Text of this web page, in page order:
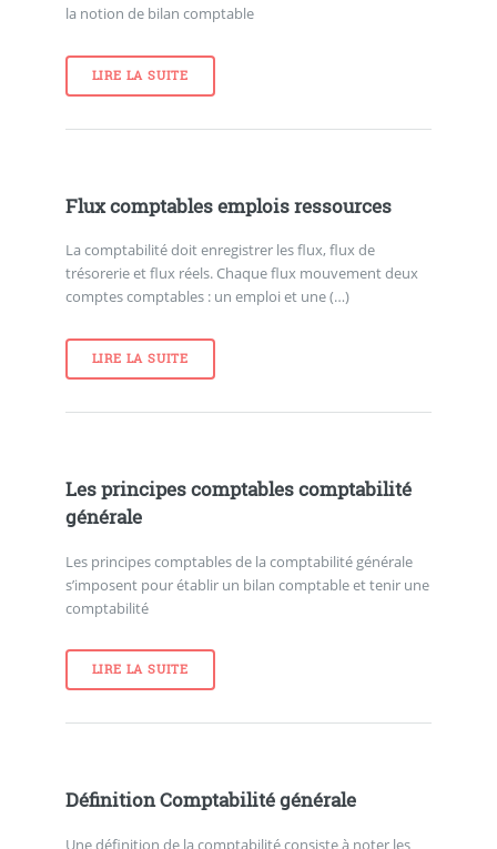
la notion de bilan comptable
LIRE LA SUITE
Flux comptables emplois ressources
La comptabilité doit enregistrer les flux, flux de
trésorerie et flux réels. Chaque flux mouvement deux
comptes comptables : un emploi et une (…)
LIRE LA SUITE
Les principes comptables comptabilité
générale
Les principes comptables de la comptabilité générale
s’imposent pour établir un bilan comptable et tenir une
comptabilité
LIRE LA SUITE
Définition Comptabilité générale
Une définition de la comptabilité consiste à noter les